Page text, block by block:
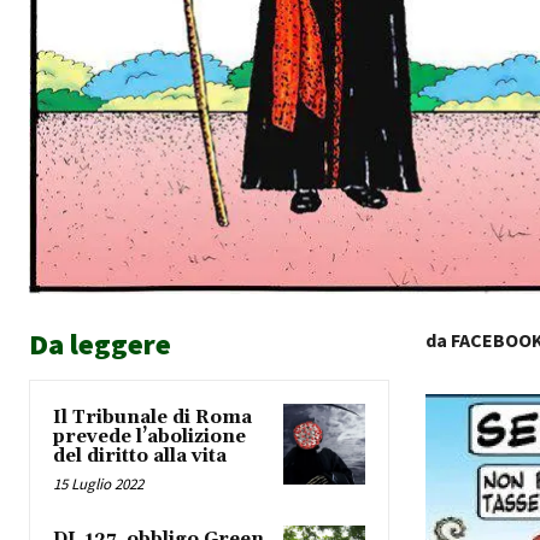
Da leggere
Il Tribunale di Roma
prevede l’abolizione
del diritto alla vita
15 Luglio 2022
da